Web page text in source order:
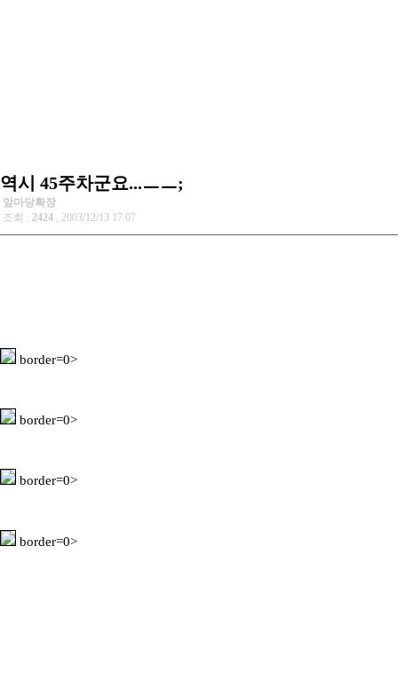
역시 45주차군요...ㅡㅡ;
앞마당확장
조회 : 2424 , 2003/12/13 17:07
border=0>
border=0>
border=0>
border=0>